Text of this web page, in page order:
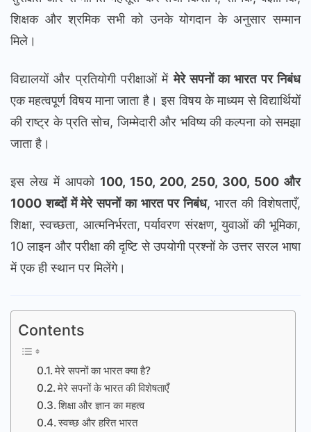
शिक्षक और श्रमिक सभी को उनके योगदान के अनुसार सम्मान
मिले।
विद्यालयों और प्रतियोगी परीक्षाओं मेंमेरे सपनों का भारत पर निबंध
एक महत्वपूर्ण विषय माना जाता है। इस विषय के माध्यम से विद्यार्थियों
की राष्ट्र के प्रति सोच, जिम्मेदारी और भविष्य की कल्पना को समझा
जाता है।
इस लेख में आपको 100, 150, 200, 250, 300, 500 और
1000 शब्दों में मेरे सपनों का भारत पर निबंध, भारत की विशेषताएँ,
शिक्षा, स्वच्छता, आत्मनिर्भरता, पर्यावरण संरक्षण, युवाओं की भूमिका,
10 लाइन और परीक्षा की दृष्टि से उपयोगी प्रश्नों के उत्तर सरल भाषा
में एक ही स्थान पर मिलेंगे।
Contents
मेरे सपनों का भारत क्या है?
मेरे सपनों के भारत की विशेषताएँ
शिक्षा और ज्ञान का महत्व
स्वच्छ और हरित भारत